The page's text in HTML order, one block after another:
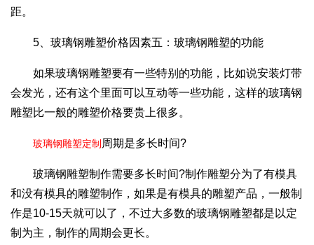
距。
5、玻璃钢雕塑价格因素五：玻璃钢雕塑的功能
如果玻璃钢雕塑要有一些特别的功能，比如说安装灯带
会发光，还有这个里面可以互动等一些功能，这样的玻璃钢
雕塑比一般的雕塑价格要贵上很多。
玻璃钢雕塑定制 周期是多长时间?
玻璃钢雕塑制作需要多长时间?制作雕塑分为了有模具
和没有模具的雕塑制作，如果是有模具的雕塑产品，一般制
作是10-15天就可以了，不过大多数的玻璃钢雕塑都是以定
制为主，制作的周期会更长。